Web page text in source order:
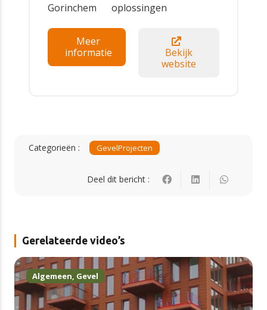
Gorinchem
oplossingen
Meer
informatie
Bekijk
website
Categorieën : GevelProjecten
Deel dit bericht :
Gerelateerde video’s
Algemeen, Gevel